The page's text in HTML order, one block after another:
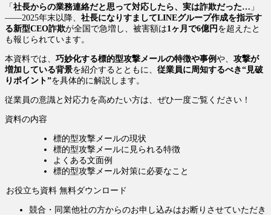
「社長からの業務連絡だと思って対応したら、実は詐欺だった… 」
——2025年末以降、 社長になりすましてLINEグループ作成を指示す
る新型CEO詐欺が全国で急増し、被害額は1ヶ月で6億円 を超えたと
も報じられています。
本資料では、 巧妙化する標的型攻撃メールの特徴や事例や、 攻撃が
増加している背景を紹介するとともに、 従業員に周知するべき“見破
りポイント”を具体的に解説します。
従業員の意識と対応力を高めたい方は、ぜひ一度ご覧ください！
資料の内容
標的型攻撃メールの現状
標的型攻撃メールに見られる特徴
よくある文面例
標的型攻撃メール対策に必要なこと
お役立ち資料 無料ダウンロード
競合・同業他社の方からのお申し込みはお断りさせていただき